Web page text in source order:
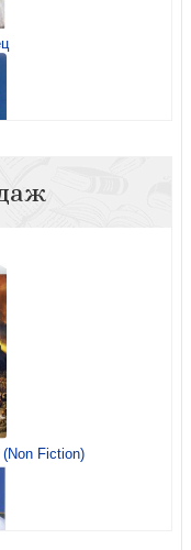
Церкви
Fiction)